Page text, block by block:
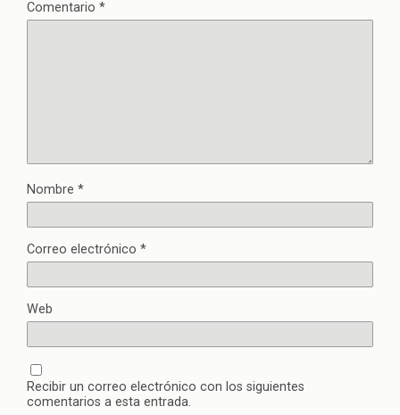
Comentario *
Nombre *
Correo electrónico *
Web
Recibir un correo electrónico con los siguientes
comentarios a esta entrada.